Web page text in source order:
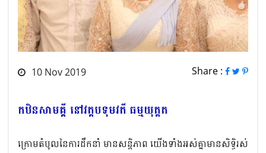
10 Nov 2019 Share :
កឋិនសាមគ្គី នៅវត្តបទុមវតី ធម្មយុត្តត
ក្រោមតំបូលនៃការដឹកនាំ មានសន្តិភាព យើងទាំងអស់គ្នាមានសិទ្ធិរស់